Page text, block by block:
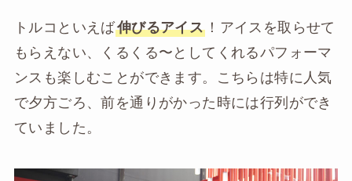
トルコといえば伸びるアイス ！アイスを取らせて
もらえない、くるくる〜としてくれるパフォーマ
ンスも楽しむことができます。こちらは特に人気
で夕方ごろ、前を通りがかった時には行列ができ
ていました。